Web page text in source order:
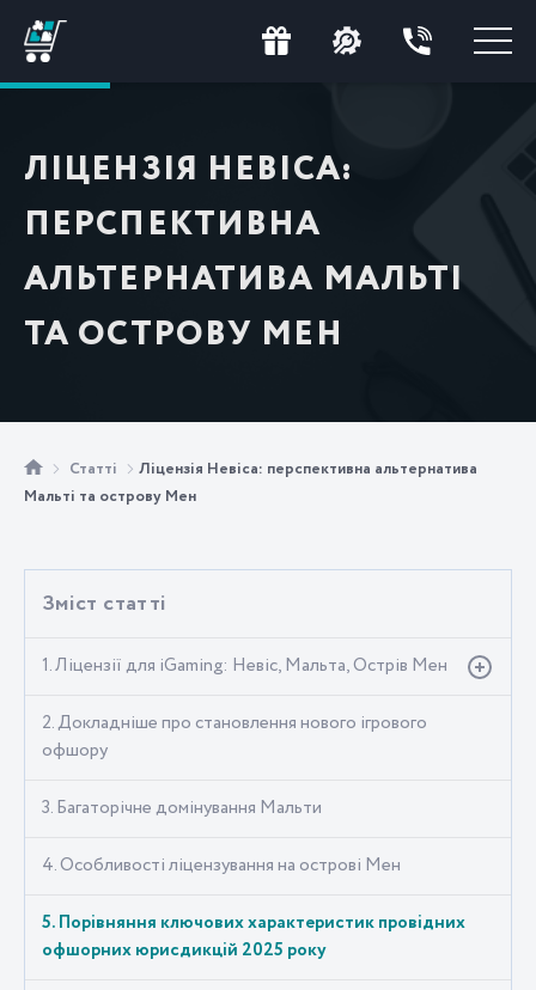
ЛІЦЕНЗІЯ НЕВІСА:
ПЕРСПЕКТИВНА
АЛЬТЕРНАТИВА МАЛЬТІ
ТА ОСТРОВУ МЕН
Статті
Ліцензія Невіса: перспективна альтернатива
Мальті та острову Мен
Зміст статті
1. Ліцензії для iGaming: Невіс, Мальта, Острів Мен
2. Докладніше про становлення нового ігрового
офшору
3. Багаторічне домінування Мальти
4. Особливості ліцензування на острові Мен
5. Порівняння ключових характеристик провідних
офшорних юрисдикцій 2025 року